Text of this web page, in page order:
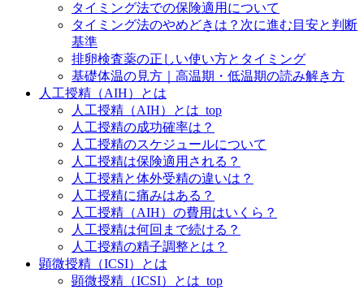
タイミング法での保険適用について
タイミング法のやめどきは？次に進む目安と判断
基準
排卵検査薬の正しい使い方とタイミング
基礎体温の見方｜高温期・低温期の読み解き方
人工授精（AIH）とは
人工授精（AIH）とは_top
人工授精の成功確率は？
人工授精のスケジュールについて
人工授精は保険適用される？
人工授精と体外受精の違いは？
人工授精に痛みはある？
人工授精（AIH）の費用はいくら？
人工授精は何回まで続ける？
人工授精の精子調整とは？
顕微授精（ICSI）とは
顕微授精（ICSI）とは_top